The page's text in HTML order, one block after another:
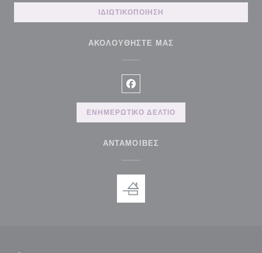
ΙΔΙΩΤΙΚΟΠΟΊΗΣΗ
ΑΚΟΛΟΥΘΉΣΤΕ ΜΑΣ
Facebook ((ανοίγει σε νέο
ΕΝΗΜΕΡΩΤΙΚΌ ΔΕΛΤΊΟ
ΑΝΤΑΜΟΙΒΈΣ